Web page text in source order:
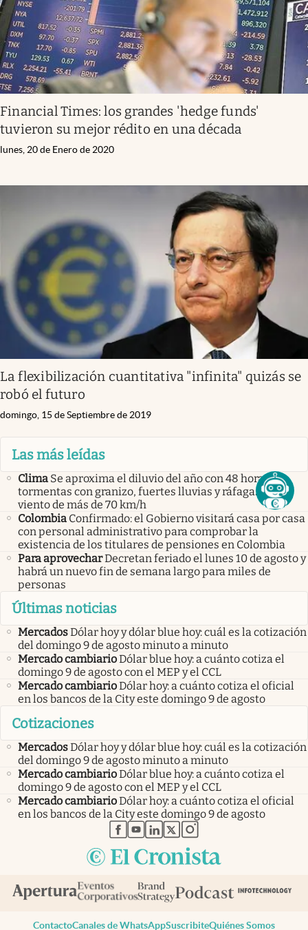
Financial Times: los grandes 'hedge funds'
tuvieron su mejor rédito en una década
lunes, 20 de Enero de 2020
La flexibilización cuantitativa "infinita" quizás se
robó el futuro
domingo, 15 de Septiembre de 2019
Las más leídas
Clima Se aproxima el diluvio del año con 48 horas de
tormentas con granizo, fuertes lluvias y ráfagas de
viento de más de 70 km/h
Colombia Confirmado: el Gobierno visitará casa por casa
con personal administrativo para comprobar la
existencia de los titulares de pensiones en Colombia
Para aprovecharDecretan feriado el lunes 10 de agosto y
habrá un nuevo fin de semana largo para miles de
personas
Últimas noticias
MercadosDólar hoy y dólar blue hoy: cuál es la cotización
del domingo 9 de agosto minuto a minuto
Mercado cambiarioDólar blue hoy: a cuánto cotiza el
domingo 9 de agosto con el MEP y el CCL
Mercado cambiarioDólar hoy: a cuánto cotiza el oficial
en los bancos de la City este domingo 9 de agosto
Cotizaciones
MercadosDólar hoy y dólar blue hoy: cuál es la cotización
del domingo 9 de agosto minuto a minuto
Mercado cambiarioDólar blue hoy: a cuánto cotiza el
domingo 9 de agosto con el MEP y el CCL
Mercado cambiarioDólar hoy: a cuánto cotiza el oficial
en los bancos de la City este domingo 9 de agosto
abre en nueva pestaña
abre en nueva pestaña
abre en nueva pestaña
abre en nueva pestaña
abre en nueva pestaña
ContactoCanales de WhatsAppSuscribiteQuiénes Somos